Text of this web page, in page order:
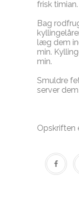
frisk timian.
Bag
læg dem
min.
min.
Smuldre
server
Opskriften